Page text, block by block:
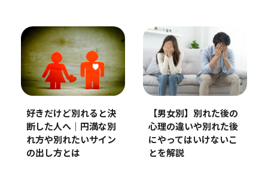
好きだけど別れると決
断した人へ｜円満な別
れ方や別れたいサイン
の出し方とは
【男女別】別れた後の
心理の違いや別れた後
にやってはいけないこ
とを解説